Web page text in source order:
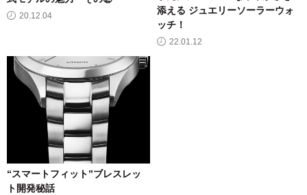
20.12.04
添える ジュエリーソーラーウォ
ッチ！
22.01.12
“スマートフィット”ブレスレッ
ト開発秘話